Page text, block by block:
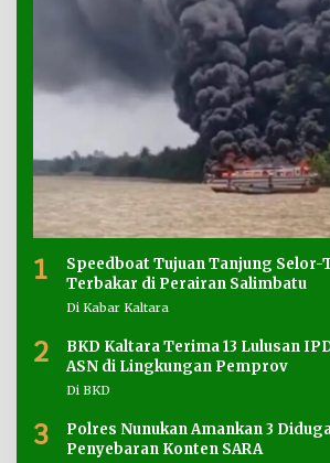
1
Speedboat Tujuan Tanjung Selor-
Terbakar di Perairan Salimbatu
Di Kabar Kaltara
2
BKD Kaltara Terima 13 Lulusan
ASN di Lingkungan Pemprov
Di BKD
3
Polres Nunukan Amankan 3
Penyebaran Konten SARA